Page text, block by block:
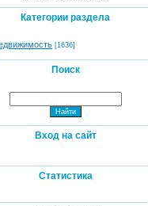
Категории раздела
[1636]
Поиск
Вход на сайт
Статистика